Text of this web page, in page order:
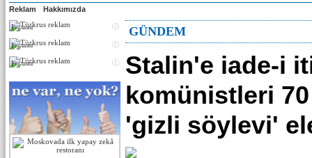
Reklam Hakkımızda
Реклама
Реклама
Реклама
GÜNDEM
Stalin'e iade-i
komünistleri
'gizli söylevi'